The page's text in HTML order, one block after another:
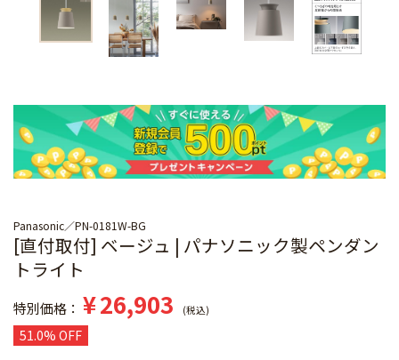
Panasonic PN-0181W-BG
[直付取付] ベージュ | パナソニック製ペンダン
トライト
特別価格 ¥26,903 税込
51.0% OFF